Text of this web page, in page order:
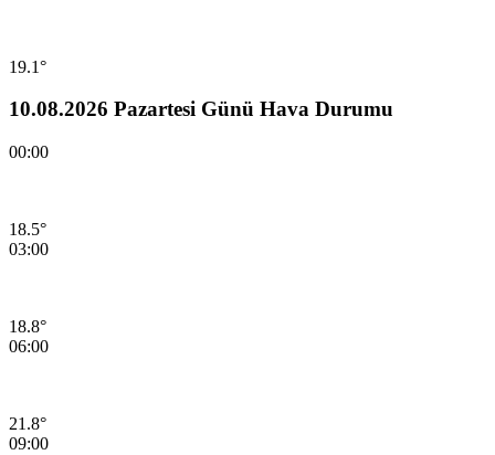
19.1°
10.08.2026 Pazartesi Günü Hava Durumu
00:00
18.5°
03:00
18.8°
06:00
21.8°
09:00